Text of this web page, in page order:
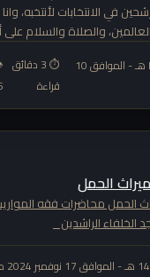
في الانتخابات لأنتخبه، وانا
رب العالمين، والصلاة والسلام
من جنس الشهادة، ف...
📅 24 ربيع أولl 1442 هـ - الموافق 10
⏱ 3 دقائق
قراءة
الحمل